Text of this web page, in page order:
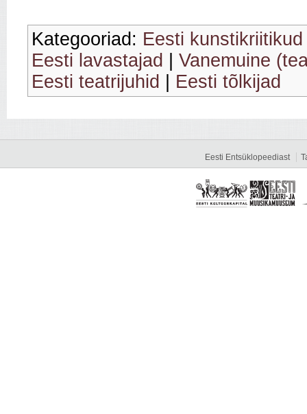
Kategooriad: Eesti kunstikriitikud
Eesti lavastajad
Vanemuine
Eesti teatrijuhid
Eesti tõlkijad
Eesti Entsüklopeediast